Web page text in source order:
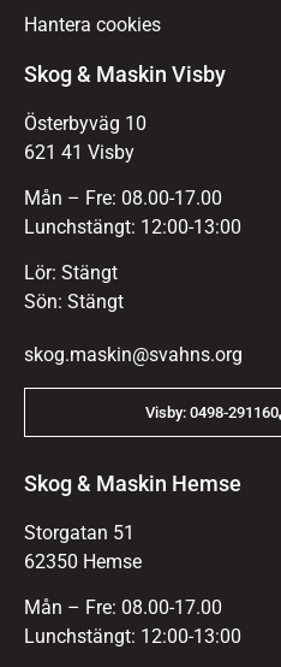
Hantera cookies
Skog & Maskin Visby
Österbyväg 10
621 41 Visby
Mån – Fre: 08.00-17.00
Lunchstängt: 12:00-13:00
Lör: Stängt
Sön: Stängt
skog.maskin@svahns.org
Visby: 0498-291160
Skog & Maskin Hemse
Storgatan 51
62350 Hemse
Mån – Fre: 08.00-17.00
Lunchstängt: 12:00-13:00